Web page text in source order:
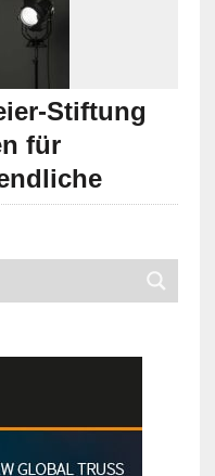
Stiftung
für